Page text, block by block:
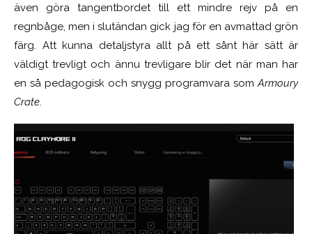
även göra tangentbordet till ett mindre rejv på en
regnbåge, men i slutändan gick jag för en avmattad grön
färg. Att kunna detaljstyra allt på ett sånt här sätt är
väldigt trevligt och ännu trevligare blir det när man har
en så pedagogisk och snygg programvara somArmoury
Crate.